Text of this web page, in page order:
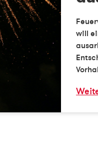
will